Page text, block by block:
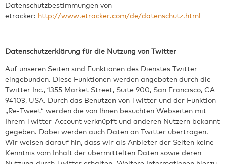
Datenschutzbestimmungen von
etracker: http://www.etracker.com/de/datenschutz.html
Datenschutzerklärung für die Nutzung von Twitter
Auf unseren Seiten sind Funktionen des Dienstes Twitter
eingebunden. Diese Funktionen werden angeboten durch die
Twitter Inc., 1355 Market Street, Suite 900, San Francisco, CA
94103, USA. Durch das Benutzen von Twitter und der Funktion
„Re-Tweet“ werden die von Ihnen besuchten Webseiten mit
Ihrem Twitter-Account verknüpft und anderen Nutzern bekannt
gegeben. Dabei werden auch Daten an Twitter übertragen.
Wir weisen darauf hin, dass wir als Anbieter der Seiten keine
Kenntnis vom Inhalt der übermittelten Daten sowie deren